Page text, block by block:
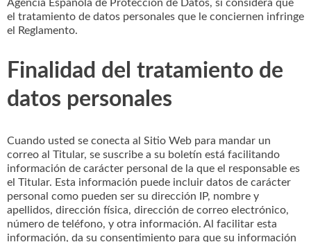
Agencia Española de Protección de Datos, si considera que
el tratamiento de datos personales que le conciernen infringe
el Reglamento.
Finalidad del tratamiento de
datos personales
Cuando usted se conecta al Sitio Web para mandar un
correo al Titular, se suscribe a su boletín está facilitando
información de carácter personal de la que el responsable es
el Titular. Esta información puede incluir datos de carácter
personal como pueden ser su dirección IP, nombre y
apellidos, dirección física, dirección de correo electrónico,
número de teléfono, y otra información. Al facilitar esta
información, da su consentimiento para que su información